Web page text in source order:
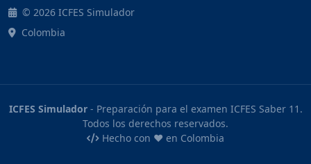
© 2026 ICFES Simulador
Colombia
ICFES Simulador- Preparación para el examen ICFES Saber 11.
Todos los derechos reservados.
Hecho con ❤️ en Colombia